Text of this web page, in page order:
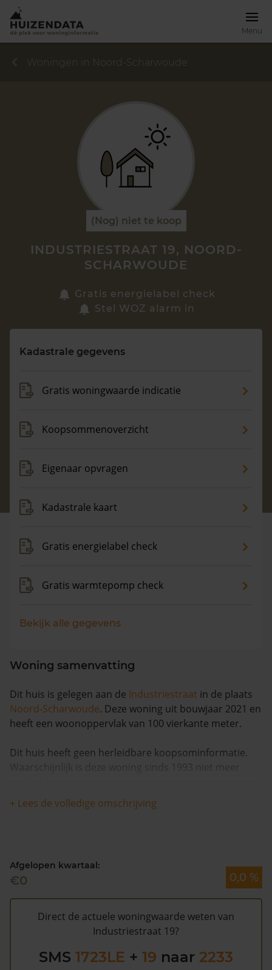
Menu
Vragen? Neem contact met ons op
088 220 4200
Woningen in Noord-Scharwoude
(Nog) niet te koop
INDUSTRIESTRAAT 19, NOORD-
SCHARWOUDE
Gratis energielabel check
Stel WOZ alarm in
Kadastrale gegevens
Gratis woningwaarde indicatie
Koopsommenoverzicht
Eigenaar opvragen
Kadastrale kaart
Gratis energielabel check
Gratis warmtepomp check
Bekijk alle gegevens
Woning samenvatting
Dit huis is gelegen aan de Industriestraat in de plaats
Noord-Scharwoude. Deze woning uit bouwjaar 2021 en
heeft een woonoppervlak van 100 vierkante meter.
Dit huis heeft geen herleidbare koopsominformatie.
Waarschijnlijk is deze woning sinds 1993 niet meer
Volgens Kadasterdata is de kans dat deze waarde te
waarde en kansen op besparing. Schrijf u
gratis in.
+ Lees de volledige omschrijving
Afgelopen kwartaal:
€0 0,0 %
Direct de actuele woningwaarde weten van
Industriestraat 19?
SMS 1723LE + 19 naar 2233